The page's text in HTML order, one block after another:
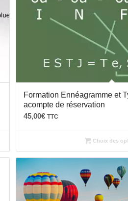
Formation Ennéagramme et
acompte de réservation
45,00€ TTC
Choix des